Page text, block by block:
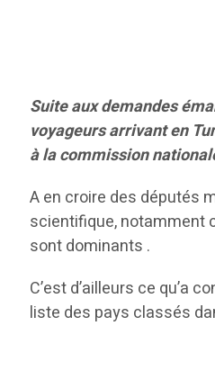
Suite aux demandes
voyageurs arrivant en
à la commission
A en croire des députés
scientifique, notamment
sont dominants .
C’est d’ailleurs ce qu’a
liste des pays classés